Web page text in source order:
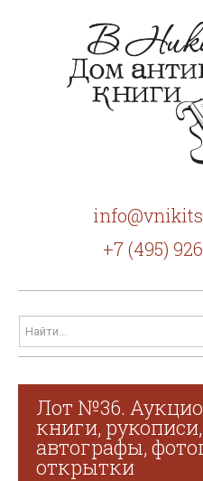
+7 (495)
Лот №36.
книги,
автографы,
открытки